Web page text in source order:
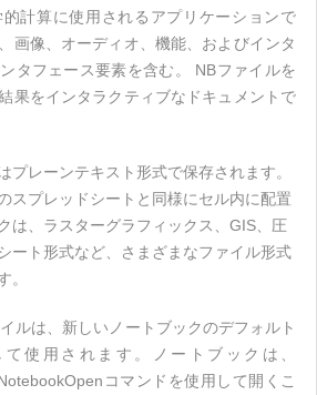
計算に使用されるアプリケーションで
画像、オーディオ、機能、およびインタ
タフェース要素を含む。 NBファイルを
果をインタラクティブなドキュメントで
プレーンテキスト形式で保存されます。
スプレッドシートと同様にセル内に配置
は、ラスターグラフィックス、GIS、圧
ート形式など、さまざまなファイル形式
。
ルは、新しいノートブックのデフォルト
使用されます。ノートブックは、
コマンドを使用して開くこ